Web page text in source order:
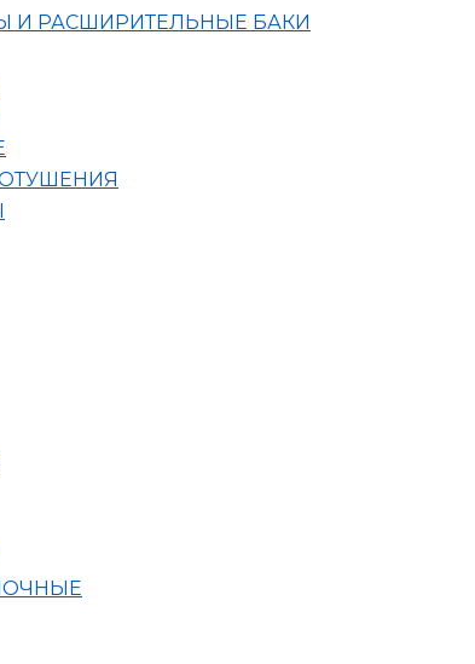
И РАСШИРИТЕЛЬНЫЕ БАКИ